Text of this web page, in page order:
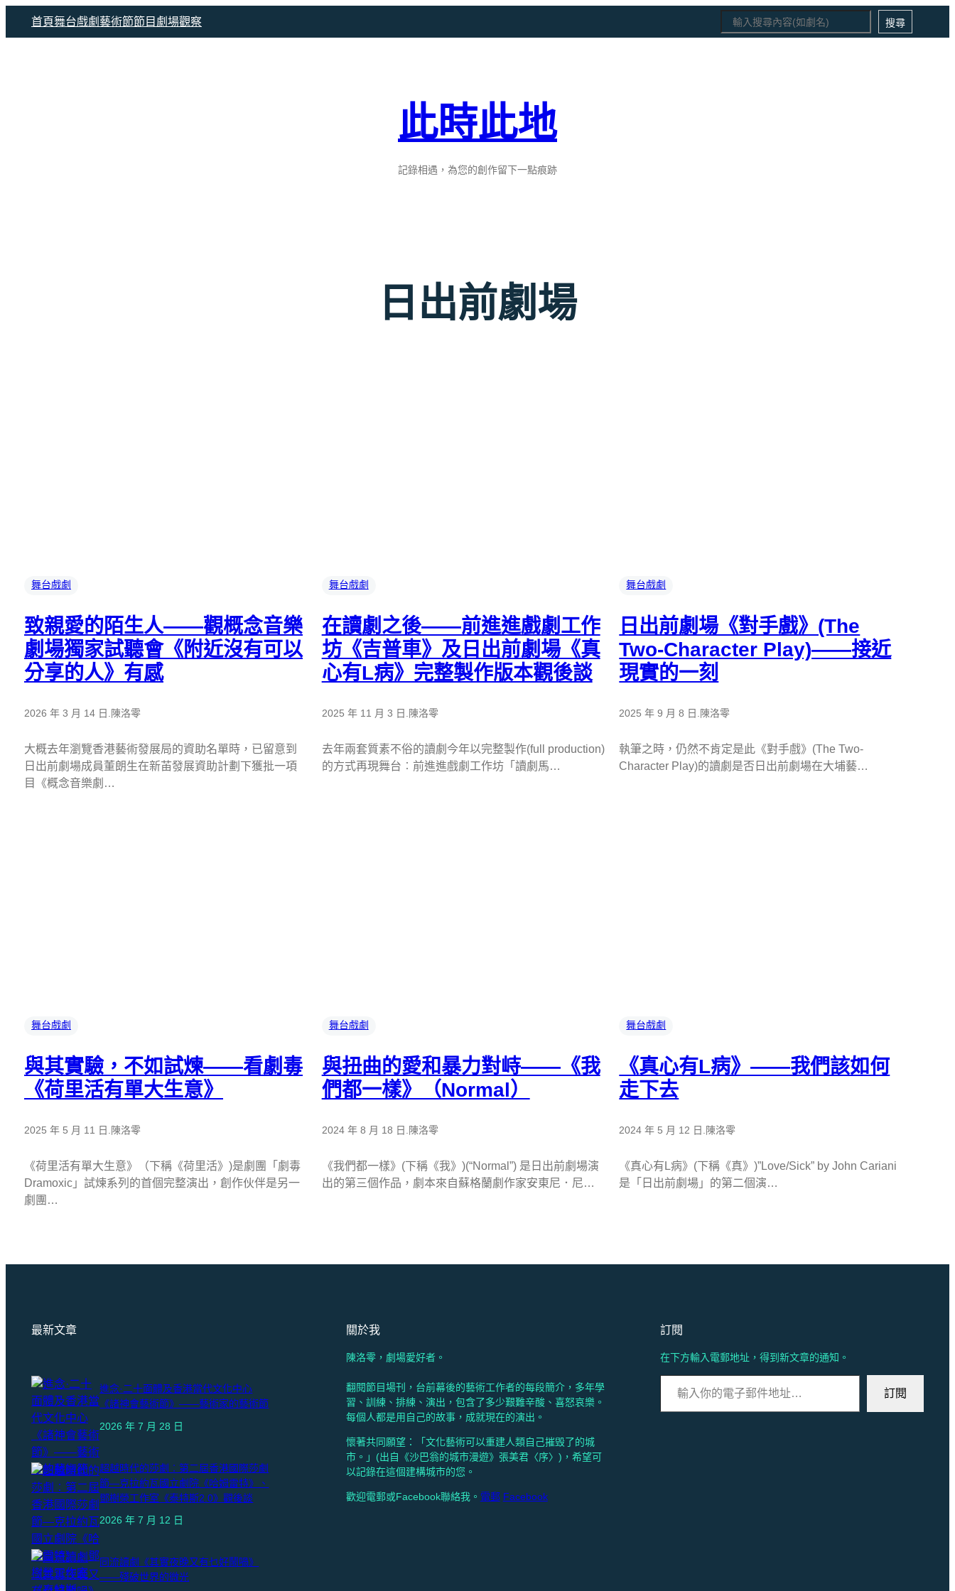
首頁舞台戲劇 藝術節節目 劇場觀察 Search 搜尋
此時此地
記錄相遇，為您的創作留下一點痕跡
日出前劇場
舞台戲劇
致親愛的陌生人——觀概念音樂
劇場獨家試聽會《附近沒有可以
分享的人》有感
2026 年 3 月 14 日 陳洛零
大概去年瀏覽香港藝術發展局的資助名單時，已留意到
日出前劇場成員董朗生在新苖發展資助計劃下獲批一項
目《概念音樂劇…
舞台戲劇
在讀劇之後——前進進戲劇工作
坊《吉普車》及日出前劇場《真
心有L病》完整製作版本觀後談
2025 年 11 月 3 日 陳洛零
去年兩套質素不俗的讀劇今年以完整製作(full production)
的方式再現舞台︰前進進戲劇工作坊「讀劇馬…
舞台戲劇
日出前劇場《對手戲》(The
Two-Character Play)——接近
現實的一刻
2025 年 9 月 8 日 陳洛零
執筆之時，仍然不肯定是此《對手戲》(The Two-
Character Play)的讀劇是否日出前劇場在大埔藝…
舞台戲劇
與其實驗，不如試煉——看劇毒
《荷里活有單大生意》
2025 年 5 月 11 日 陳洛零
《荷里活有單大生意》（下稱《荷里活》)是劇團「劇毒
Dramoxic」試煉系列的首個完整演出，創作伙伴是另一
劇團…
舞台戲劇
與扭曲的愛和暴力對峙——《我
們都一樣》（Normal）
2024 年 8 月 18 日 陳洛零
《我們都一樣》(下稱《我》)(“Normal”) 是日出前劇場演
出的第三個作品，劇本來自蘇格蘭劇作家安東尼．尼…
舞台戲劇
《真心有L病》——我們該如何
走下去
2024 年 5 月 12 日 陳洛零
《真心有L病》(下稱《真》)”Love/Sick” by John Cariani
是「日出前劇場」的第二個演…
最新文章
進念·二十面體及香港當代文化中心
《諸神會藝術節》——藝術家的藝術節
2026 年 7 月 28 日
超越時代的莎劇︰第二屆香港國際莎劇
節—克拉約瓦國立劇院《哈姆雷特》、
鄧樹榮工作室《泰特斯2.0》觀後談
2026 年 7 月 12 日
同流讀劇《其實夜晚又有乜好鬧喎》
——殘破世界的微光
關於我
陳洛零，劇場愛好者。
翻閱節目場刊，台前幕後的藝術工作者的每段簡介，多年學
習、訓練、排練、演出，包含了多少艱難辛酸、喜怒哀樂。
每個人都是用自己的故事，成就現在的演出。
懷著共同願望：「文化藝術可以重建人類自己摧毁了的城
市。」(出自《沙巴翁的城市漫遊》張美君〈序〉)，希望可
以記錄在這個建構城市的您。
歡迎電郵或Facebook聯絡我。 電郵 Facebook
訂閱
在下方輸入電郵地址，得到新文章的通知。
輸入你的電子郵件地址…
訂閱